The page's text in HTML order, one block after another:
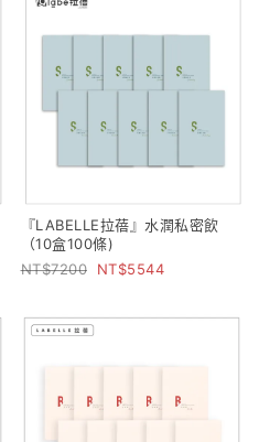
『LABELLE拉蓓』水潤私密飲
（10盒100條)
7200
5544